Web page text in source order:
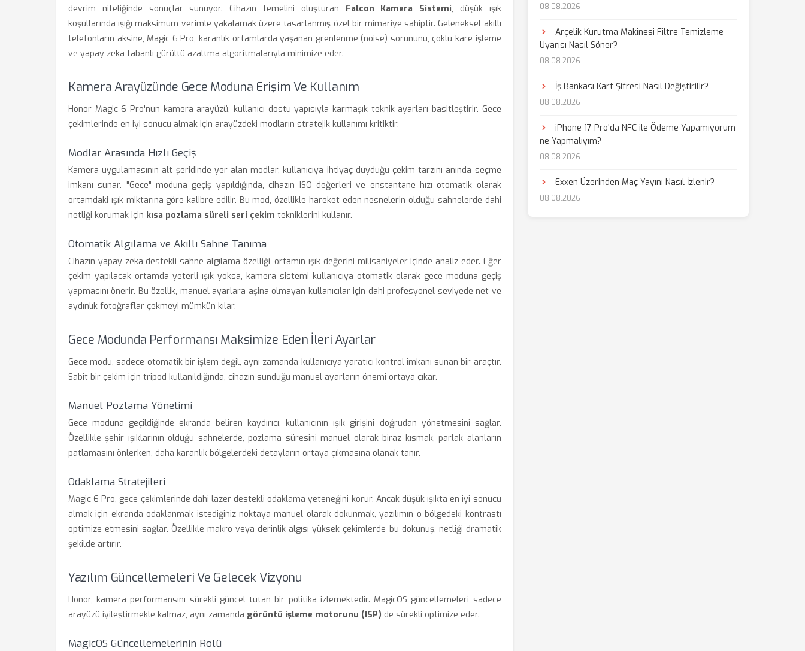
devrim niteliğinde sonuçlar sunuyor. Cihazın temelini oluşturan Falcon Kamera Sistemi, düşük ışık
koşullarında ışığı maksimum verimle yakalamak üzere tasarlanmış özel bir mimariye sahiptir. Geleneksel akıllı
telefonların aksine, Magic 6 Pro, karanlık ortamlarda yaşanan grenlenme (noise) sorununu, çoklu kare işleme
ve yapay zeka tabanlı gürültü azaltma algoritmalarıyla minimize eder.
Kamera Arayüzünde Gece Moduna Erişim Ve Kullanım
Honor Magic 6 Pro'nun kamera arayüzü, kullanıcı dostu yapısıyla karmaşık teknik ayarları basitleştirir. Gece
çekimlerinde en iyi sonucu almak için arayüzdeki modların stratejik kullanımı kritiktir.
Modlar Arasında Hızlı Geçiş
Kamera uygulamasının alt şeridinde yer alan modlar, kullanıcıya ihtiyaç duyduğu çekim tarzını anında seçme
imkanı sunar. "Gece" moduna geçiş yapıldığında, cihazın ISO değerleri ve enstantane hızı otomatik olarak
ortamdaki ışık miktarına göre kalibre edilir. Bu mod, özellikle hareket eden nesnelerin olduğu sahnelerde dahi
netliği korumak için kısa pozlama süreli seri çekim tekniklerini kullanır.
Otomatik Algılama ve Akıllı Sahne Tanıma
Cihazın yapay zeka destekli sahne algılama özelliği, ortamın ışık değerini milisaniyeler içinde analiz eder. Eğer
çekim yapılacak ortamda yeterli ışık yoksa, kamera sistemi kullanıcıya otomatik olarak gece moduna geçiş
yapmasını önerir. Bu özellik, manuel ayarlara aşina olmayan kullanıcılar için dahi profesyonel seviyede net ve
aydınlık fotoğraflar çekmeyi mümkün kılar.
Gece Modunda Performansı Maksimize Eden İleri Ayarlar
Gece modu, sadece otomatik bir işlem değil, aynı zamanda kullanıcıya yaratıcı kontrol imkanı sunan bir araçtır.
Sabit bir çekim için tripod kullanıldığında, cihazın sunduğu manuel ayarların önemi ortaya çıkar.
Manuel Pozlama Yönetimi
Gece moduna geçildiğinde ekranda beliren kaydırıcı, kullanıcının ışık girişini doğrudan yönetmesini sağlar.
Özellikle şehir ışıklarının olduğu sahnelerde, pozlama süresini manuel olarak biraz kısmak, parlak alanların
patlamasını önlerken, daha karanlık bölgelerdeki detayların ortaya çıkmasına olanak tanır.
Odaklama Stratejileri
Magic 6 Pro, gece çekimlerinde dahi lazer destekli odaklama yeteneğini korur. Ancak düşük ışıkta en iyi sonucu
almak için ekranda odaklanmak istediğiniz noktaya manuel olarak dokunmak, yazılımın o bölgedeki kontrastı
optimize etmesini sağlar. Özellikle makro veya derinlik algısı yüksek çekimlerde bu dokunuş, netliği dramatik
şekilde artırır.
Yazılım Güncellemeleri Ve Gelecek Vizyonu
Honor, kamera performansını sürekli güncel tutan bir politika izlemektedir. MagicOS güncellemeleri sadece
arayüzü iyileştirmekle kalmaz, aynı zamanda görüntü işleme motorunu (ISP) de sürekli optimize eder.
MagicOS Güncellemelerinin Rolü
08.08.2026
Arçelik Kurutma Makinesi Filtre Temizleme
Uyarısı Nasıl Söner?
08.08.2026
İş Bankası Kart Şifresi Nasıl Değiştirilir?
08.08.2026
iPhone 17 Pro'da NFC ile Ödeme Yapamıyorum
ne Yapmalıyım?
08.08.2026
Exxen Üzerinden Maç Yayını Nasıl İzlenir?
08.08.2026